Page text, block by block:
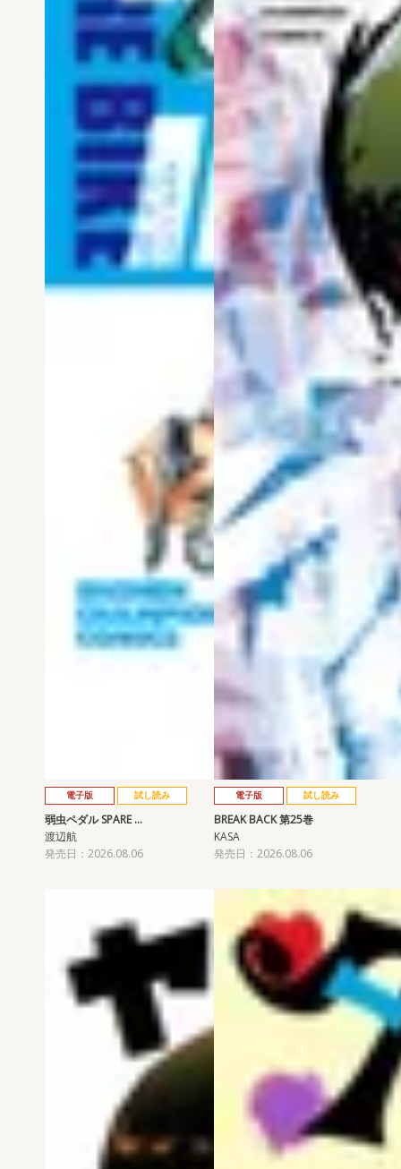
電子版 試し読み
弱虫ペダル SPARE …
渡辺航
発売日：2026.08.06
電子版 試し読み
BREAK BACK 第25巻
KASA
発売日：2026.08.06